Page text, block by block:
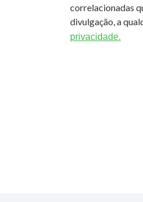
correlacionadas
divulgação, a
privacidade.